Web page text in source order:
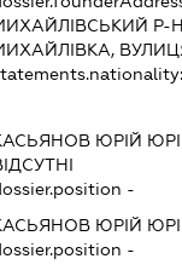
Р-
ЮРІЙ
-
ЮРІЙ
-